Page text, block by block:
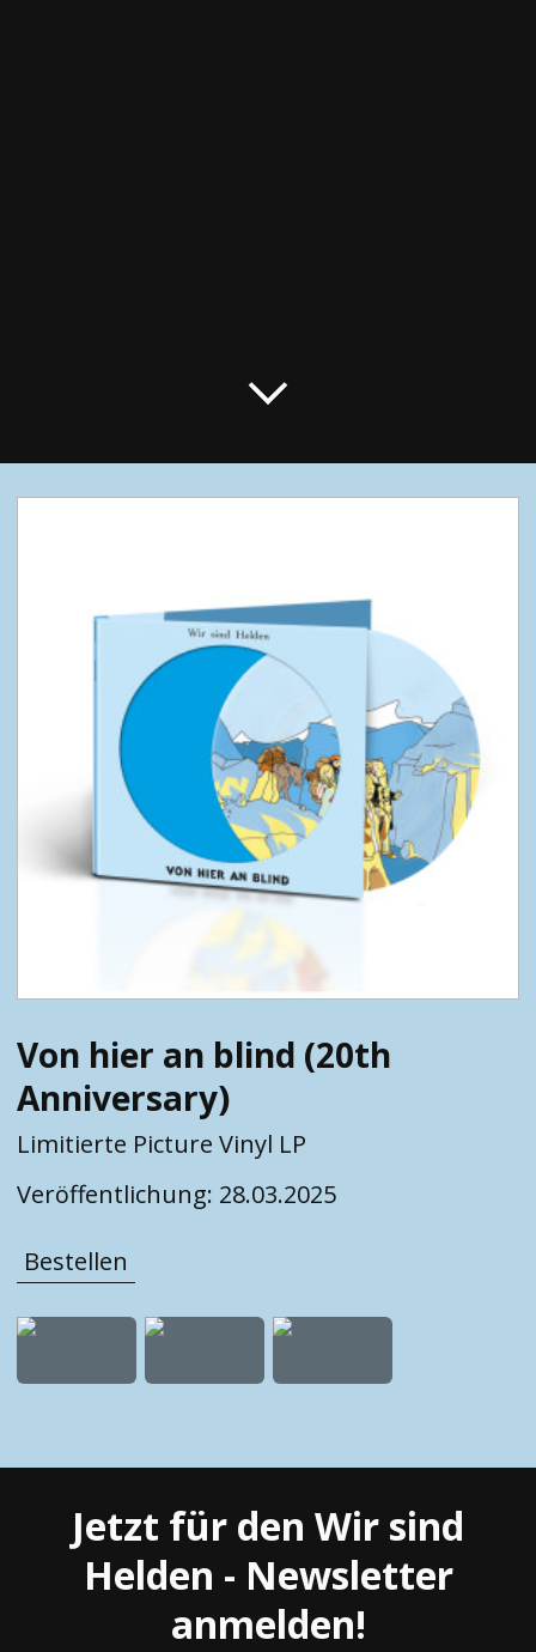
Von hier an blind (20th
Anniversary)
Limitierte Picture Vinyl LP
Veröffentlichung: 28.03.2025
Bestellen
Jetzt für den Wir sind
Helden - Newsletter
anmelden!